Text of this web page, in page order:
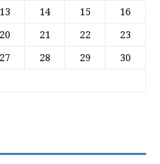
13 14 15 16
20 21 22 23
27 28 29 30